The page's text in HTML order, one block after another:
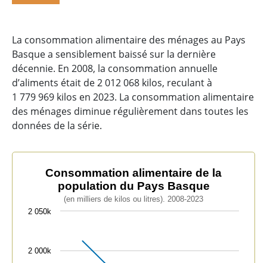
La consommation alimentaire des ménages au Pays
Basque a sensiblement baissé sur la dernière
décennie. En 2008, la consommation annuelle
d’aliments était de 2 012 068 kilos, reculant à
1 779 969 kilos en 2023. La consommation alimentaire
des ménages diminue régulièrement dans toutes les
données de la série.
Consommation alimentaire de la population du Pays
Line chart with 4 data points.
(en milliers de kilos ou litres). 2008-2023
Consommation alimentaire de la
population du Pays Basque
(en milliers de kilos ou litres). 2008-2023
2 000k
2 050k